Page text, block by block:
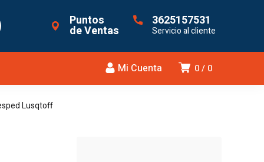
Puntos
de Ventas
3625157531
Servicio al cliente
0 0
Mi Cuenta
Lusqtoff